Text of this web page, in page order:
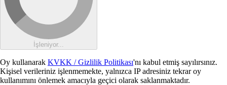
İşleniyor...
Oy kullanarak KVKK / Gizlilik Politikası'nı kabul etmiş sayılırsınız.
Kişisel verileriniz işlenmemekte, yalnızca IP adresiniz tekrar oy
kullanımını önlemek amacıyla geçici olarak saklanmaktadır.